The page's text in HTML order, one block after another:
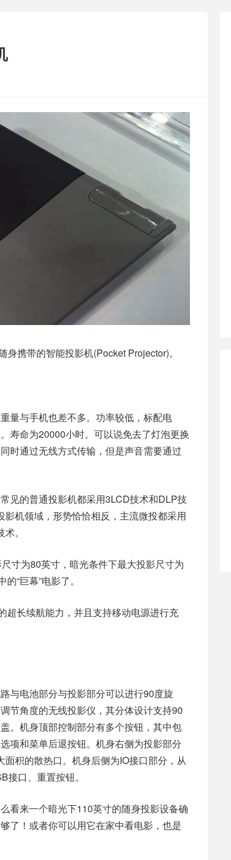
携带的智能投影机(Pocket Projector)。
量与手机也差不多。功率较低，标配电
寿命为20000小时。可以说免去了灯泡更换
时通过无线方式传输，但是声音需要通过
见的普通投影机都采用3LCD技术和DLP技
机领域，形势恰恰相反，主流微投都采用
。
寸为80英寸，暗光条件下最大投影尺寸为
“巨幕”电影了。
超长续航能力，并且支持移动电源进行充
与电池部分与投影部分可以进行90度旋
节角度的无线投影仪，其分体设计支持90
。机身顶部控制部分有多个按钮，其中包
项和菜单后退按钮。机身右侧为投影部分
积的散热口。机身后侧为IO接口部分，从
口、重置按钮。
看来一个暗光下110英寸的随身投影设备确
了！或者你可以用它在家中看电影，也是